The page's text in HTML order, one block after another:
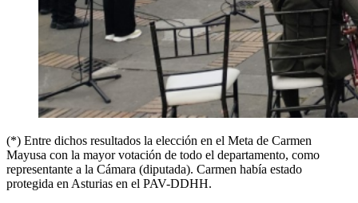
(*) Entre dichos resultados la elección en el Meta de Carmen
Mayusa con la mayor votación de todo el departamento, como
representante a la Cámara (diputada). Carmen había estado
protegida en Asturias en el PAV-DDHH.